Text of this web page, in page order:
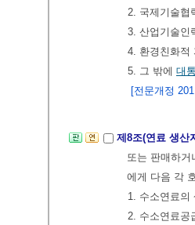
2. 국제기술협
3. 산업기술인
4. 환경친화적
5. 그 밖에 대
[전문개정
제8조(연료 생산
또는 판매하거
에게 다음 각
1. 수소연료의
2. 수소연료공